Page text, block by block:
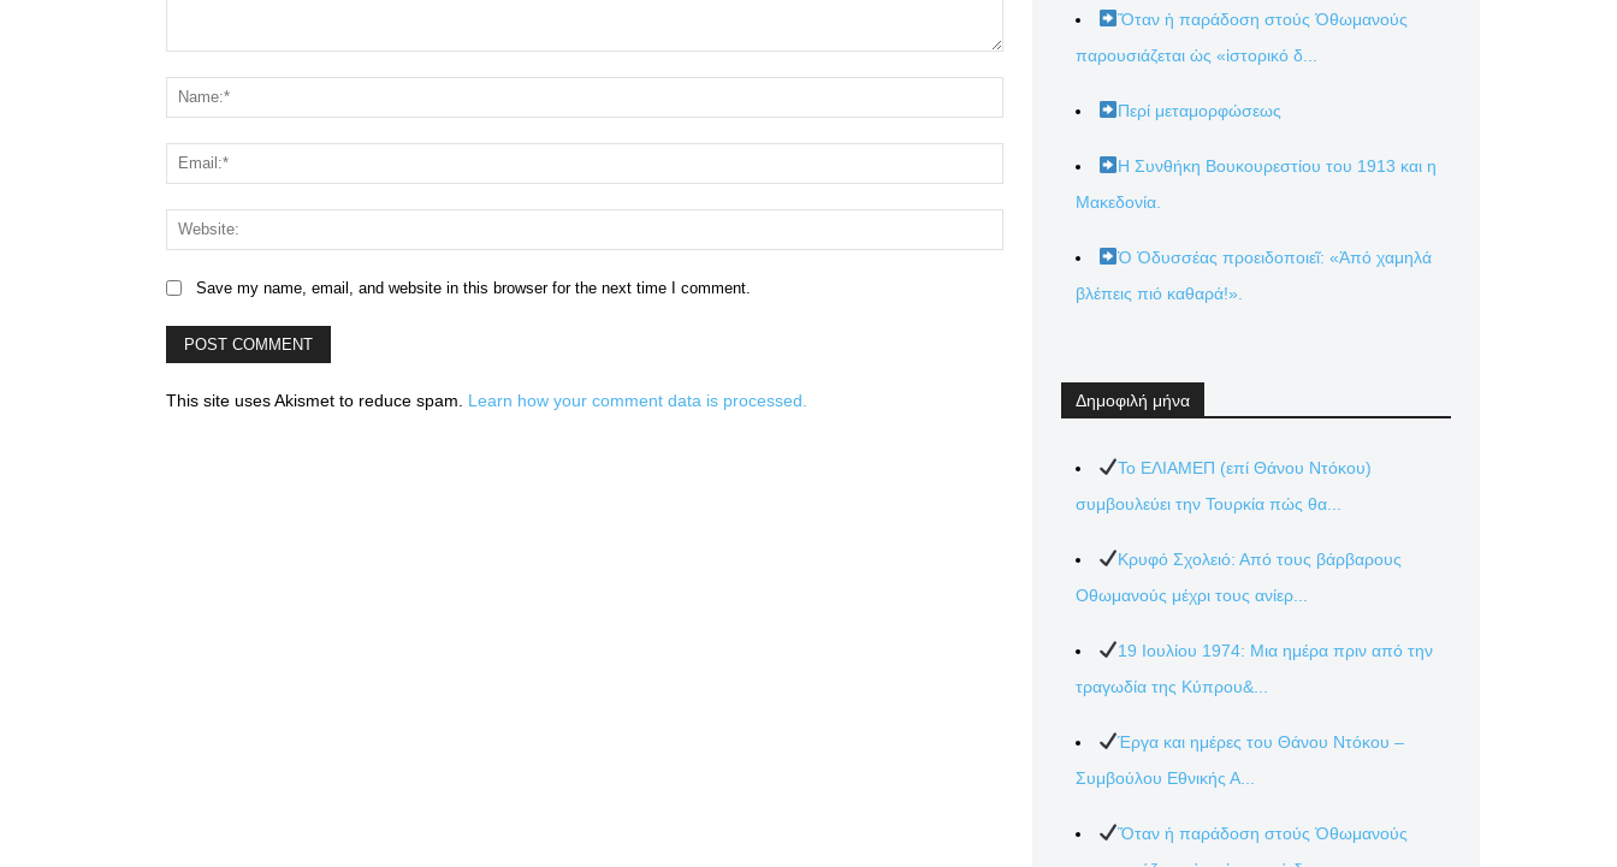
Save my name, email, and website in this browser for the next time I comment.
This site uses Akismet to reduce spam. Learn how your comment data is processed.
Ὅταν ἡ παράδοση στούς Ὀθωμανούς
παρουσιάζεται ὡς «ἱστορικό δ...
Περί μεταμορφώσεως
Η Συνθήκη Βουκουρεστίου του 1913 και η
Μακεδονία.
Ὁ Ὀδυσσέας προειδοποιεῖ: «Ἀπό χαμηλά
βλέπεις πιό καθαρά!».
Δημοφιλή μήνα
Το ΕΛΙΑΜΕΠ (επί Θάνου Ντόκου)
συμβουλεύει την Τουρκία πώς θα...
Κρυφό Σχολειό: Από τους βάρβαρους
Οθωμανούς μέχρι τους ανίερ...
19 Ιουλίου 1974: Μια ημέρα πριν από την
τραγωδία της Κύπρου&...
Έργα και ημέρες του Θάνου Ντόκου –
Συμβούλου Εθνικής Α...
Ὅταν ἡ παράδοση στούς Ὀθωμανούς